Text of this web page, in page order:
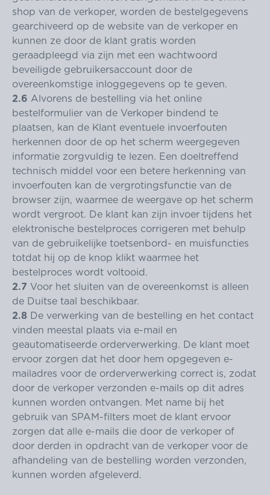
shop van de verkoper, worden de bestelgegevens
gearchiveerd op de website van de verkoper en
kunnen ze door de klant gratis worden
geraadpleegd via zijn met een wachtwoord
beveiligde gebruikersaccount door de
overeenkomstige inloggegevens op te geven.
2.6 Alvorens de bestelling via het online
bestelformulier van de Verkoper bindend te
plaatsen, kan de Klant eventuele invoerfouten
herkennen door de op het scherm weergegeven
informatie zorgvuldig te lezen. Een doeltreffend
technisch middel voor een betere herkenning van
invoerfouten kan de vergrotingsfunctie van de
browser zijn, waarmee de weergave op het scherm
wordt vergroot. De klant kan zijn invoer tijdens het
elektronische bestelproces corrigeren met behulp
van de gebruikelijke toetsenbord- en muisfuncties
totdat hij op de knop klikt waarmee het
bestelproces wordt voltooid.
2.7 Voor het sluiten van de overeenkomst is alleen
de Duitse taal beschikbaar.
2.8 De verwerking van de bestelling en het contact
vinden meestal plaats via e-mail en
geautomatiseerde orderverwerking. De klant moet
ervoor zorgen dat het door hem opgegeven e-
mailadres voor de orderverwerking correct is, zodat
door de verkoper verzonden e-mails op dit adres
kunnen worden ontvangen. Met name bij het
gebruik van SPAM-filters moet de klant ervoor
zorgen dat alle e-mails die door de verkoper of
door derden in opdracht van de verkoper voor de
afhandeling van de bestelling worden verzonden,
kunnen worden afgeleverd.